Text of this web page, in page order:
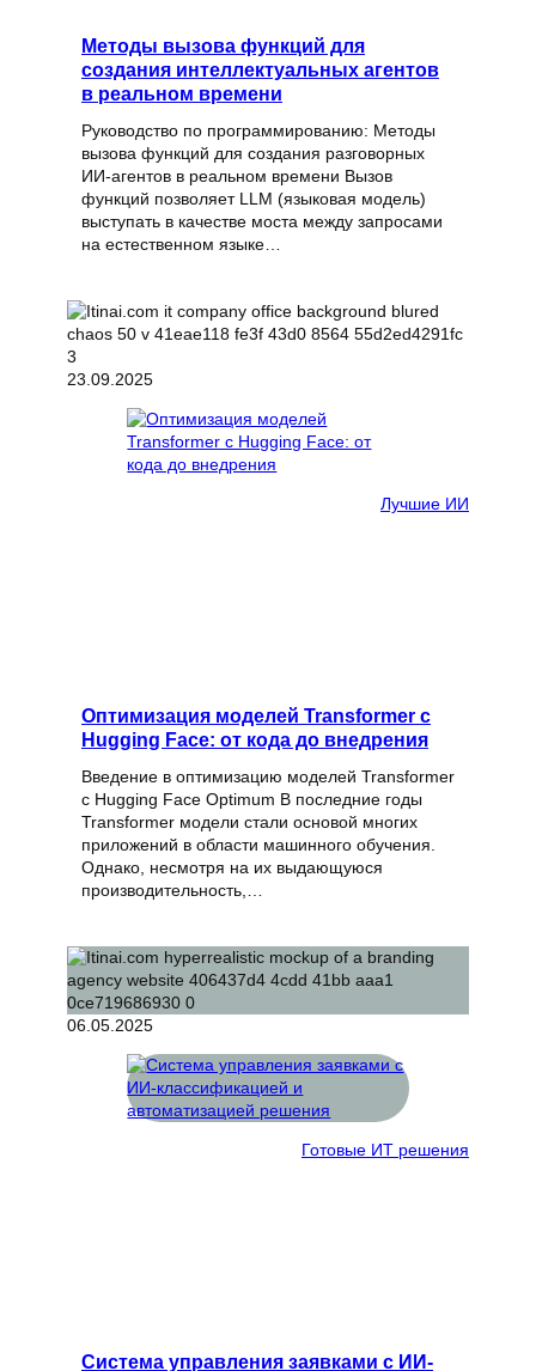
Методы вызова функций для
создания интеллектуальных агентов
в реальном времени
Руководство по программированию: Методы
вызова функций для создания разговорных
ИИ-агентов в реальном времени Вызов
функций позволяет LLM (языковая модель)
выступать в качестве моста между запросами
на естественном языке…
23.09.2025
Лучшие ИИ
Оптимизация моделей Transformer с
Hugging Face: от кода до внедрения
Введение в оптимизацию моделей Transformer
с Hugging Face Optimum В последние годы
Transformer модели стали основой многих
приложений в области машинного обучения.
Однако, несмотря на их выдающуюся
производительность,…
06.05.2025
Готовые ИТ решения
Система управления заявками с ИИ-